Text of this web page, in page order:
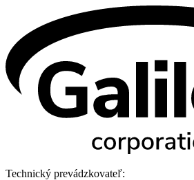
Technický prevádzkovateľ: